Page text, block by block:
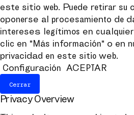
este sitio web. Puede retirar su
oponerse al procesamiento de
intereses legítimos en
clic en "Más información" o en
privacidad en este sitio web.
Configuración
ACEPTAR
Cerrar
Privacy Overview